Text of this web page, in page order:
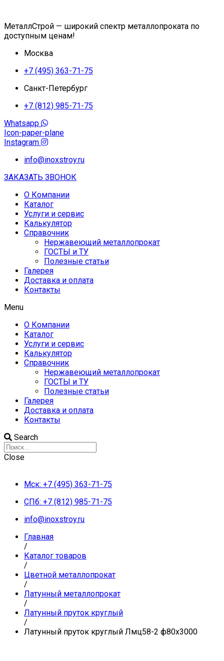
МеталлСтрой — широкий спектр металлопроката по
доступным ценам!
Москва
+7 (495) 363-71-75
Санкт-Петербург
+7 (812) 985-71-75
Whatsapp
Icon-paper-plane
Instagram
info@inoxstroy.ru
ЗАКАЗАТЬ ЗВОНОК
О Компании
Каталог
Услуги и сервис
Калькулятор
Справочник
Нержавеющий металлопрокат
ГОСТЫ и ТУ
Полезные статьи
Галерея
Доставка и оплата
Контакты
Menu
О Компании
Каталог
Услуги и сервис
Калькулятор
Справочник
Нержавеющий металлопрокат
ГОСТЫ и ТУ
Полезные статьи
Галерея
Доставка и оплата
Контакты
Search
Close
Мск: +7 (495) 363-71-75
СПб: +7 (812) 985-71-75
info@inoxstroy.ru
Главная
/
Каталог товаров
/
Цветной металлопрокат
/
Латунный металлопрокат
/
Латунный пруток круглый
/
Латунный пруток круглый Лмц58-2 ф80х3000